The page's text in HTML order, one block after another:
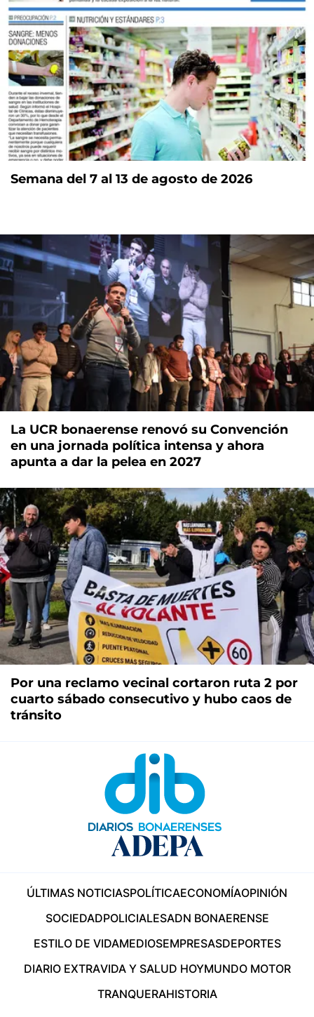
Semana del 7 al 13 de agosto de 2026
La UCR bonaerense renovó su Convención
en una jornada política intensa y ahora
apunta a dar la pelea en 2027
Por una reclamo vecinal cortaron ruta 2 por
cuarto sábado consecutivo y hubo caos de
tránsito
ÚLTIMAS NOTICIASPOLÍTICAECONOMÍAOPINIÓN
SOCIEDADPOLICIALESADN BONAERENSE
ESTILO DE VIDAMEDIOSEMPRESASDEPORTES
DIARIO EXTRAVIDA Y SALUD HOYMUNDO MOTOR
TRANQUERAHISTORIA